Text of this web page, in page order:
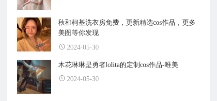
秋和柯基洗衣房免费，更新精选cos作品，更多
美图等你发现
2024-05-30
木花琳琳是勇者lolita的定制cos作品-唯美
2024-05-30